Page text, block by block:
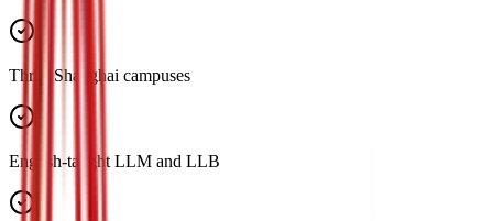
Three Shanghai campuses
English-taught LLM and LLB